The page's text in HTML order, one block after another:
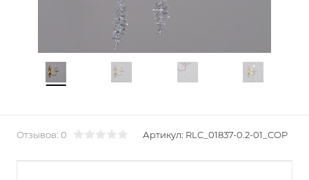
Отзывов: 0 Артикул: RLC_01837-0.2-01_COP